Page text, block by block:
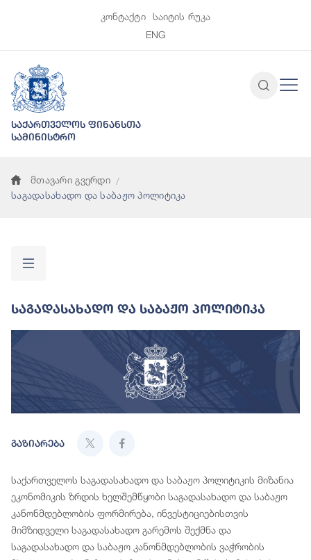
კონტაქტი
საიტის რუკა
ENG
საქართველოს ფინანსთა
სამინისტრო
მთავარი გვერდი
საგადასახადო და საბაჟო პოლიტიკა
Საგადასახადო Და Საბაჟო Პოლიტიკა
გაზიარება
საქართველოს საგადასახადო და საბაჟო პოლიტიკის მიზანია
ეკონომიკის ზრდის ხელშემწყობი საგადასახადო და საბაჟო
კანონმდებლობის ფორმირება, ინვესტიციებისთვის
მიმზიდველი საგადასახადო გარემოს შექმნა და
საგადასახადო და საბაჟო კანონმდებლობის ვაჭრობის